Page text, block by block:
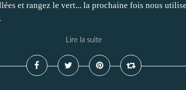
et rangez le vert... la prochaine fois nous
Lire la suite